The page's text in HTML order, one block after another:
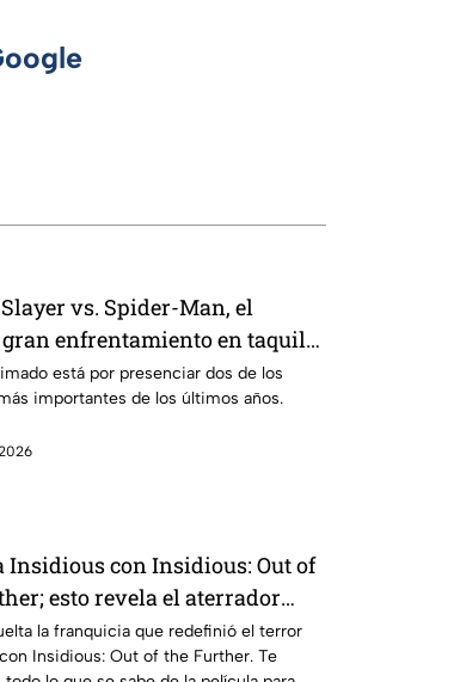
vs. Spider-Man, el
enfrentamiento en taquilla
está por presenciar dos de los
importantes de los últimos años.
Insidious con Insidious: Out of
esto revela el aterrador
la franquicia que redefinió el terror
Insidious: Out of the Further. Te